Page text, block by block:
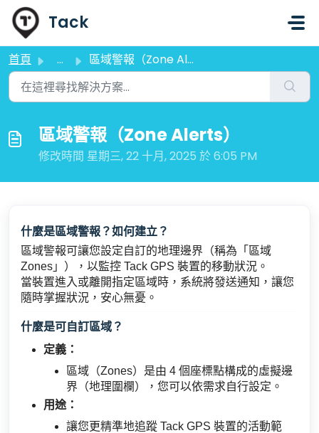
略過至主要內容
Tack
首頁 ... 區域警報（Zone Alerts）
區域警報（Zone Alerts）
修改時間 星期三, 22 十月, 2025 於 6:05 PM
什麼是區域警報？如何建立？
區域警報可讓您設定自訂的地理邊界（稱為「區域
Zones」），以監控 Tack GPS 裝置的移動狀況。
當裝置進入或離開指定區域時，系統將發送通知，讓您
隨時掌握狀況，安心無憂。
什麼是可自訂區域？
定義：
區域（Zones）是由 4 個座標點構成的虛擬邊
界（地理圍欄），您可以依需求自行設定。
用途：
讓您更精準地追蹤 Tack GPS 裝置的活動範